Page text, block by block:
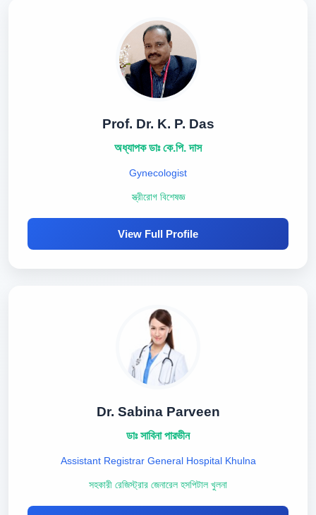
Prof. Dr. K. P. Das
অধ্যাপক ডাঃ কে.পি. দাস
Gynecologist
স্ত্রীরোগ বিশেষজ্ঞ
View Full Profile
Dr. Sabina Parveen
ডাঃ সাবিনা পারভীন
Assistant Registrar General Hospital Khulna
সহকারী রেজিস্ট্রার জেনারেল হসপিটাল খুলনা